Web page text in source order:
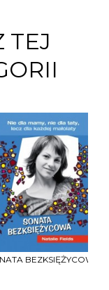
TEJ
BEZKSIĘŻYCOWA